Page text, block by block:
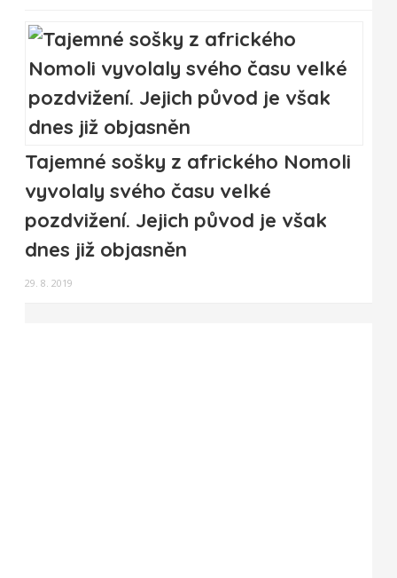
Tajemné sošky z afrického Nomoli
vyvolaly svého času velké
pozdvižení. Jejich původ je však
dnes již objasněn
29. 8. 2019